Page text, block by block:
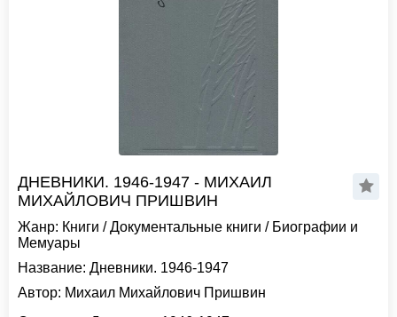
ДНЕВНИКИ. 1946-1947 - МИХАИЛ
МИХАЙЛОВИЧ ПРИШВИН
Жанр: Книги /Документальные книги / Биографии и
Мемуары
Название: Дневники. 1946-1947
Автор: Михаил Михайлович Пришвин